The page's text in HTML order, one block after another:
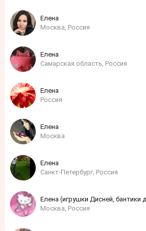
Елена
Москва, Россия
Елена
Самарская область, Россия
Елена
Россия
Елена
Москва
Елена
Санкт-Петербург, Россия
Москва, Россия